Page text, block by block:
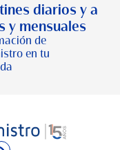
diarios y a
y mensuales
de
en tu